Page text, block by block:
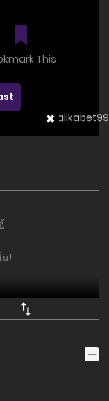
This
น!